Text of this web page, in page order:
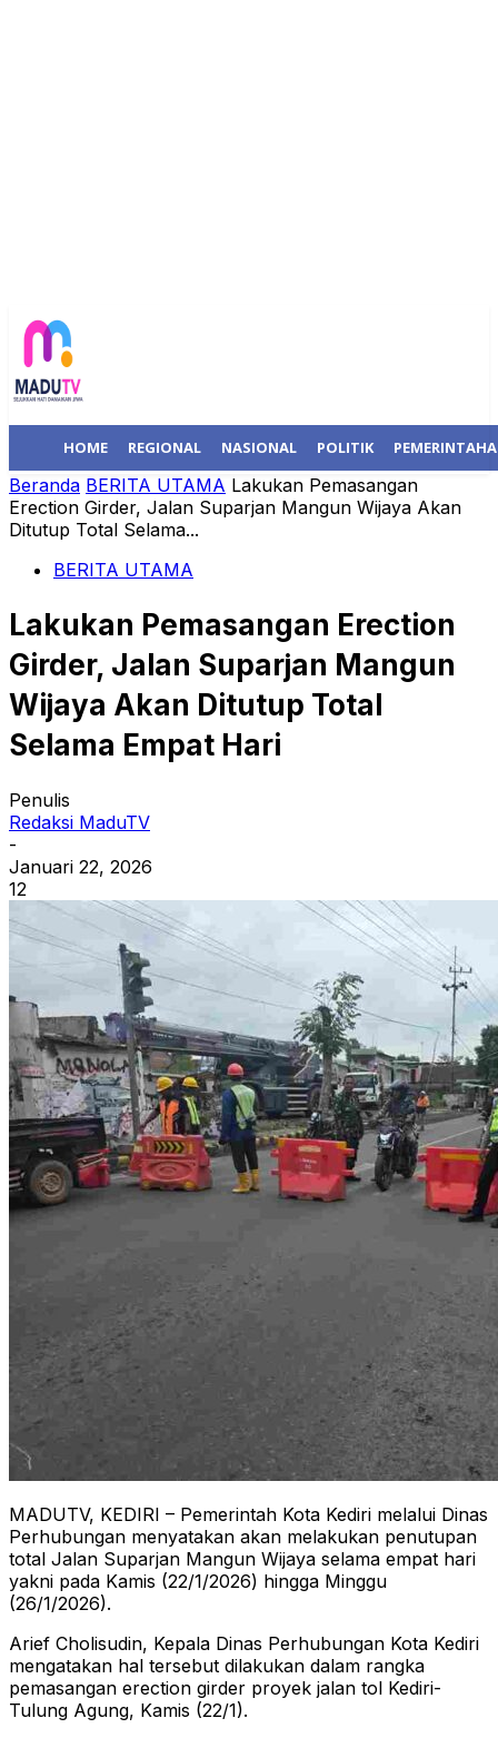
HOME REGIONAL NASIONAL POLITIK
Beranda BERITA UTAMA Lakukan Pemasangan
Erection Girder, Jalan Suparjan Mangun Wijaya Akan
Ditutup Total Selama...
BERITA UTAMA
Lakukan Pemasangan Erection
Girder, Jalan Suparjan Mangun
Wijaya Akan Ditutup Total
Selama Empat Hari
Penulis
Redaksi MaduTV
-
Januari 22, 2026
12
MADUTV, KEDIRI – Pemerintah Kota Kediri melalui Dinas
Perhubungan menyatakan akan melakukan penutupan
total Jalan Suparjan Mangun Wijaya selama empat hari
yakni pada Kamis (22/1/2026) hingga Minggu
(26/1/2026).
Arief Cholisudin, Kepala Dinas Perhubungan Kota Kediri
mengatakan hal tersebut dilakukan dalam rangka
pemasangan erection girder proyek jalan tol Kediri-
Tulung Agung, Kamis (22/1).